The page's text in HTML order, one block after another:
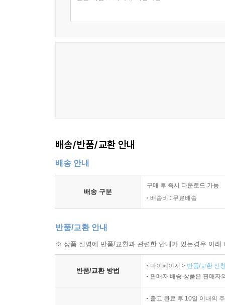
배송/반품/교환 안내
배송 안내
배송 구분
구매 후 즉시 다운로드 가능
배송비 : 무료배송
반품/교환 안내
※ 상품 설명에 반품/교환과 관련한 안내가 있는경우 아
반품/교환 방법
마이페이지 > 반품/교환 신
판매자 배송 상품은 판매자
출고 완료 후 10일 이내의